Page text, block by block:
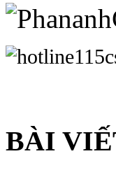
BÀI